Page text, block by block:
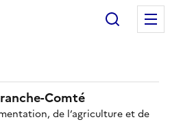
Comté
de l’agriculture et de